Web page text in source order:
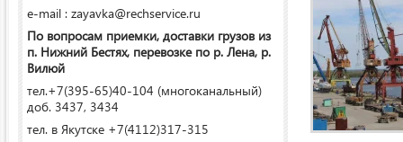
e-mail : zayavka@rechservice.ru
По вопросам приемки, доставки грузов из
п. Нижний Бестях, перевозке по р. Лена, р.
Вилюй
тел.+7(395-65)40-104 (многоканальный)
доб. 3437, 3434
тел. в Якутске +7(4112)317-315